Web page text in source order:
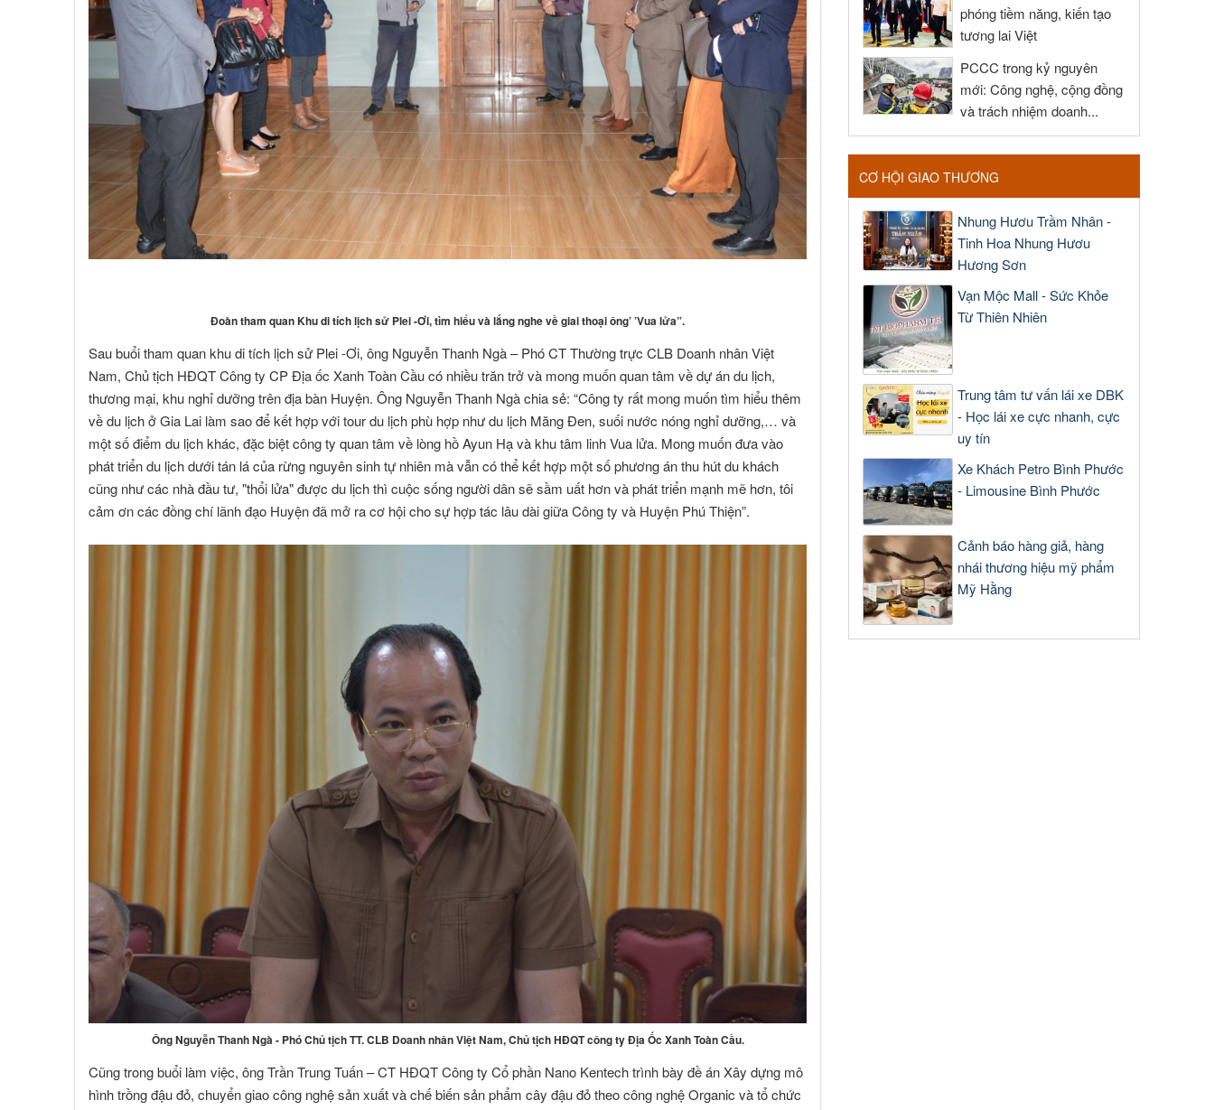
Đoàn tham quan Khu di tích lịch sử Plei -Ơi, tìm hiểu và lắng nghe về giai thoại ông’ ’Vua lửa”.
Sau buổi tham quan khu di tích lịch sử Plei -Ơi, ông Nguyễn Thanh Ngà – Phó CT Thường trực CLB Doanh nhân Việt
Nam, Chủ tịch HĐQT Công ty CP Địa ốc Xanh Toàn Cầu có nhiều trăn trở và mong muốn quan tâm về dự án du lịch,
thương mại, khu nghỉ dưỡng trên địa bàn Huyện. Ông Nguyễn Thanh Ngà chia sẻ: “Công ty rất mong muốn tìm hiểu thêm
về du lịch ở Gia Lai làm sao để kết hợp với tour du lịch phù hợp như du lịch Măng Đen, suối nước nóng nghỉ dưỡng,… và
một số điểm du lịch khác, đặc biệt công ty quan tâm về lòng hồ Ayun Hạ và khu tâm linh Vua lửa. Mong muốn đưa vào
phát triển du lịch dưới tán lá của rừng nguyên sinh tự nhiên mà vẫn có thể kết hợp một số phương án thu hút du khách
cũng như các nhà đầu tư, "thổi lửa" được du lịch thì cuộc sống người dân sẽ sầm uất hơn và phát triển mạnh mẽ hơn, tôi
cảm ơn các đồng chí lãnh đạo Huyện đã mở ra cơ hội cho sự hợp tác lâu dài giữa Công ty và Huyện Phú Thiện”.
Ông Nguyễn Thanh Ngà - Phó Chủ tịch TT. CLB Doanh nhân Việt Nam, Chủ tịch HĐQT công ty Địa Ốc Xanh Toàn Cầu.
Cũng trong buổi làm việc, ông Trần Trung Tuấn – CT HĐQT Công ty Cổ phần Nano Kentech trình bày đề án Xây dựng mô
hình trồng đậu đỏ, chuyển giao công nghệ sản xuất và chế biến sản phẩm cây đậu đỏ theo công nghệ Organic và tổ chức
phóng tiềm năng, kiến tạo
tương lai Việt
PCCC trong kỷ nguyên
mới: Công nghệ, cộng đồng
và trách nhiệm doanh...
CƠ HỘI GIAO THƯƠNG
Nhung Hươu Trầm Nhân -
Tinh Hoa Nhung Hươu
Hương Sơn
Vạn Mộc Mall - Sức Khỏe
Từ Thiên Nhiên
Trung tâm tư vấn lái xe DBK
- Học lái xe cực nhanh, cực
uy tín
Xe Khách Petro Bình Phước
- Limousine Bình Phước
Cảnh báo hàng giả, hàng
nhái thương hiệu mỹ phẩm
Mỹ Hằng